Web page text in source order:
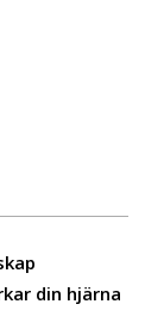
din hjärna